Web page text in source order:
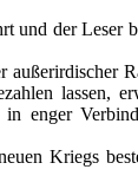
und der Leser
lassen,
enger
Kriegs